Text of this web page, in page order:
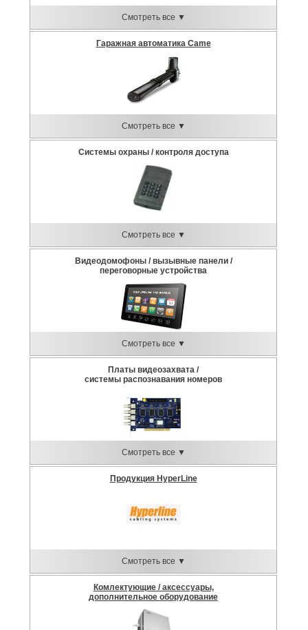
Смотреть все ▼
Гаражная автоматика Came
Смотреть все ▼
Системы охраны / контроля доступа
Смотреть все ▼
Видеодомофоны / вызывные панели /
переговорные устройства
Смотреть все ▼
Платы видеозахвата /
системы распознавания номеров
Смотреть все ▼
Продукция HyperLine
Смотреть все ▼
Комлектующие / аксессуары,
дополнительное оборудование